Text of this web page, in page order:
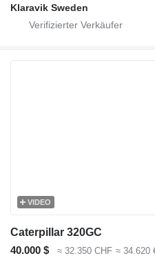
Klaravik Sweden
VIDEO
Caterpillar 320GC
40.000 $
≈ 32.350 CHF ≈ 34.620